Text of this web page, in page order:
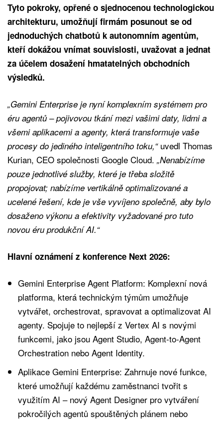
Tyto pokroky, opřené o sjednocenou technologickou
architekturu, umožňují firmám posunout se od
jednoduchých chatbotů k autonomním agentům,
kteří dokážou vnímat souvislosti, uvažovat a jednat
za účelem dosažení hmatatelných obchodních
výsledků.
„Gemini Enterprise je nyní komplexním systémem pro
éru agentů – pojivovou tkání mezi vašimi daty, lidmi a
všemi aplikacemi a agenty, která transformuje vaše
procesy do jediného inteligentního toku,“ uvedl Thomas
Kurian, CEO společnosti Google Cloud. „Nenabízíme
pouze jednotlivé služby, které je třeba složitě
propojovat; nabízíme vertikálně optimalizované a
ucelené řešení, kde je vše vyvíjeno společně, aby bylo
dosaženo výkonu a efektivity vyžadované pro tuto
novou éru produkční AI.“
Hlavní oznámení z konference Next 2026:
Gemini Enterprise Agent Platform: Komplexní nová
platforma, která technickým týmům umožňuje
vytvářet, orchestrovat, spravovat a optimalizovat AI
agenty. Spojuje to nejlepší z Vertex AI s novými
funkcemi, jako jsou Agent Studio, Agent-to-Agent
Orchestration nebo Agent Identity.
Aplikace Gemini Enterprise: Zahrnuje nové funkce,
které umožňují každému zaměstnanci tvořit s
využitím AI – nový Agent Designer pro vytváření
pokročilých agentů spouštěných plánem nebo